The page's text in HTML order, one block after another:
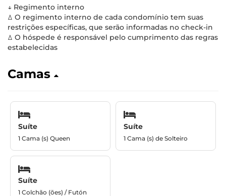
↓ Regimento interno
ꕔ O regimento interno de cada condomínio tem suas
restrições específicas, que serão informadas no check-in
ꕔ O hóspede é responsável pelo cumprimento das regras
estabelecidas
Camas
Suíte
1 Cama (s) Queen
Suíte
1 Cama (s) de Solteiro
Suíte
1 Colchão (ões) / Futón